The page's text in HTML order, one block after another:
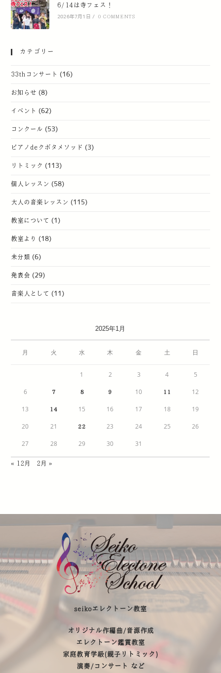
6/14は寺フェス！
2026年7月1日 / 0 COMMENTS
カテゴリー
33thコンサート (16)
お知らせ (8)
イベント (62)
コンクール (53)
ピアノdeクボタメソッド (3)
リトミック (113)
個人レッスン (58)
大人の音楽レッスン (115)
教室について (1)
教室より (18)
未分類 (6)
発表会 (29)
音楽人として (11)
2025年1月
月 火 水 木 金 土 日
1 2 3 4 5
6 7 8 9 10 11 12
13 14 15 16 17 18 19
20 21 22 23 24 25 26
27 28 29 30 31
« 12月 2月 »
seikoエレクトーン教室
オリジナル作編曲/音源作成
エレクトーン鑑賞教室
家庭教育学級(親子リトミック)
演奏/コンサート など